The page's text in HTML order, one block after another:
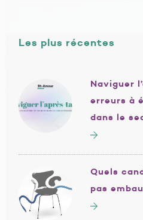
Les plus récentes
Naviguer
erreurs à
dans le
Quels
pas